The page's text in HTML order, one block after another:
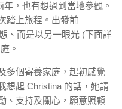
，也有想過到當地參觀。
踏上旅程。出發前
、而是以另一眼光 (下面詳
。
多個寄養家庭，起初感覺
想起 Christina 的話，她請
、支持及關心，願意照顧